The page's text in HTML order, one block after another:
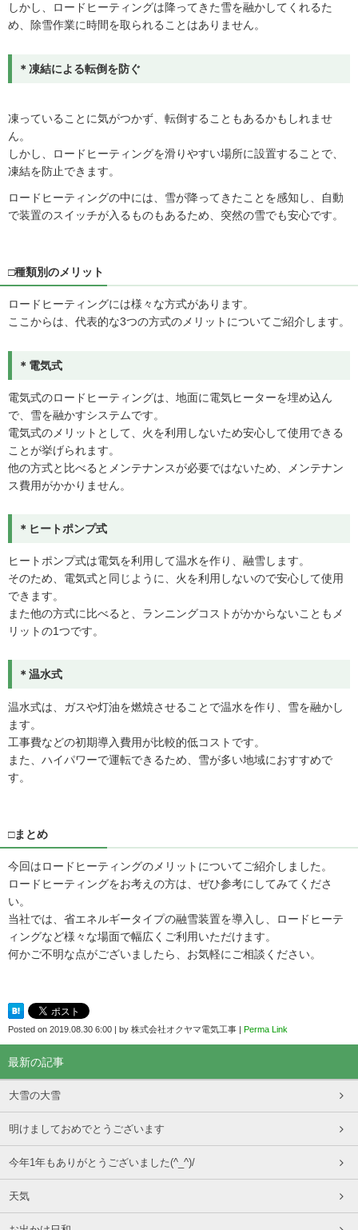
しかし、ロードヒーティングは降ってきた雪を融かしてくれるた
め、除雪作業に時間を取られることはありません。
＊凍結による転倒を防ぐ
凍っていることに気がつかず、転倒することもあるかもしれませ
ん。
しかし、ロードヒーティングを滑りやすい場所に設置することで、
凍結を防止できます。
ロードヒーティングの中には、雪が降ってきたことを感知し、自動
で装置のスイッチが入るものもあるため、突然の雪でも安心です。
□種類別のメリット
ロードヒーティングには様々な方式があります。
ここからは、代表的な3つの方式のメリットについてご紹介します。
＊電気式
電気式のロードヒーティングは、地面に電気ヒーターを埋め込ん
で、雪を融かすシステムです。
電気式のメリットとして、火を利用しないため安心して使用できる
ことが挙げられます。
他の方式と比べるとメンテナンスが必要ではないため、メンテナン
ス費用がかかりません。
＊ヒートポンプ式
ヒートポンプ式は電気を利用して温水を作り、融雪します。
そのため、電気式と同じように、火を利用しないので安心して使用
できます。
また他の方式に比べると、ランニングコストがかからないこともメ
リットの1つです。
＊温水式
温水式は、ガスや灯油を燃焼させることで温水を作り、雪を融かし
ます。
工事費などの初期導入費用が比較的低コストです。
また、ハイパワーで運転できるため、雪が多い地域におすすめで
す。
□まとめ
今回はロードヒーティングのメリットについてご紹介しました。
ロードヒーティングをお考えの方は、ぜひ参考にしてみてくださ
い。
当社では、省エネルギータイプの融雪装置を導入し、ロードヒーテ
ィングなど様々な場面で幅広くご利用いただけます。
何かご不明な点がございましたら、お気軽にご相談ください。
Posted on 2019.08.30 6:00 | by 株式会社オクヤマ電気工事 | Perma Link
最新の記事
大雪の大雪
明けましておめでとうございます
今年1年もありがとうございました(^_^)/
天気